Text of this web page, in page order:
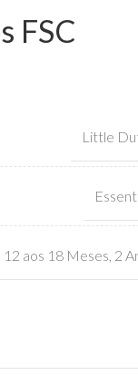
FSC
Little
12 aos 18 Meses 2